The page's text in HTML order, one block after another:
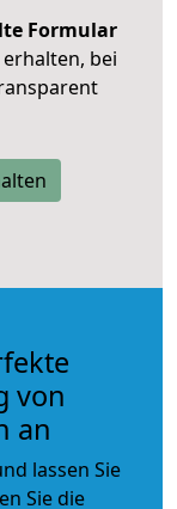
Formular
bei
von
an
lassen Sie
Sie die